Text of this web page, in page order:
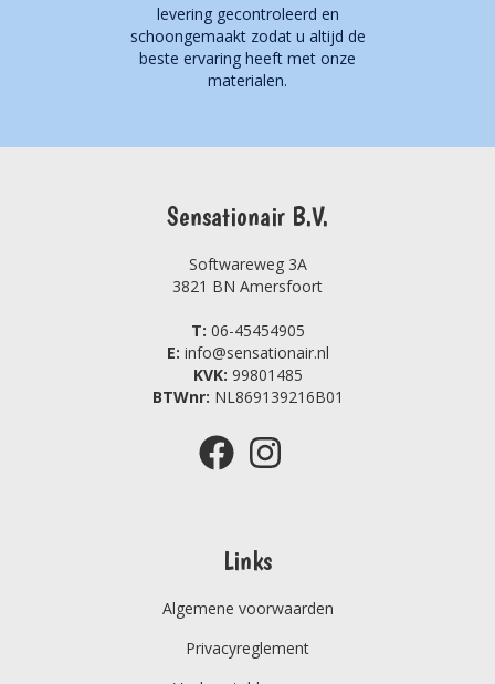
levering gecontroleerd en
schoongemaakt zodat u altijd de
beste ervaring heeft met onze
materialen.
Sensationair B.V.
Softwareweg 3A
3821 BN Amersfoort
T: 06-45454905
E: info@sensationair.nl
KVK: 99801485
BTWnr: NL869139216B01
Links
Algemene voorwaarden
Privacyreglement